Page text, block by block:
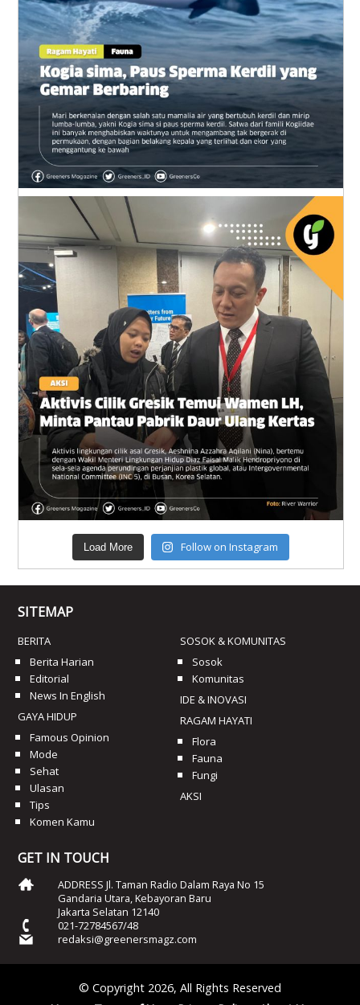
Load More Follow on Instagram
SITEMAP
BERITA
Berita Harian
Editorial
News In English
GAYA HIDUP
Famous Opinion
Mode
Sehat
Ulasan
Tips
Komen Kamu
SOSOK & KOMUNITAS
Sosok
Komunitas
IDE & INOVASI
RAGAM HAYATI
Flora
Fauna
Fungi
AKSI
GET IN TOUCH
ADDRESS Jl. Taman Radio Dalam Raya No 15
Gandaria Utara, Kebayoran Baru
Jakarta Selatan 12140
021-72784567/48
redaksi@greenersmagz.com
© Copyright 2026, All Rights Reserved